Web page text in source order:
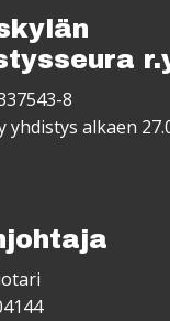
8
yhdistys alkaen